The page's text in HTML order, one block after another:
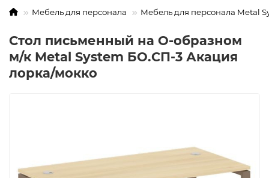
Мебель для персонала Мебель для персонала Metal
Стол письменный на О-образном
м/к Metal System БО.СП-3 Акация
лорка/мокко